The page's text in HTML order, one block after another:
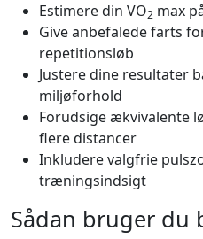
Estimere din VO2 max
Give anbefalede farts
repetitionsløb
Justere dine resultater
miljøforhold
Forudsige ækvivalente
flere distancer
Inkludere valgfrie
træningsindsigt
Sådan bruger du